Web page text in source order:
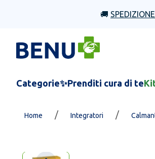
🚚
Categorie✨Prenditi cura di te
Home / Integratori /